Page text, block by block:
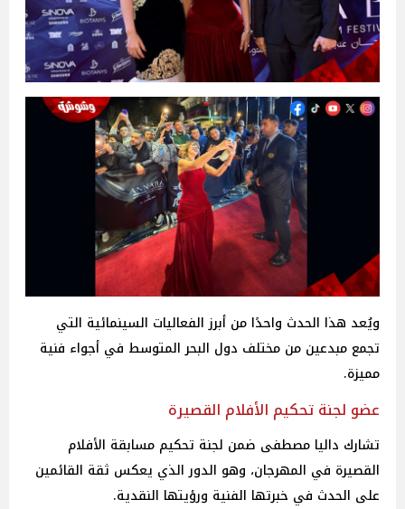
ويُعد هذا الحدث واحدًا من أبرز الفعاليات السينمائية التي
تجمع مبدعين من مختلف دول البحر المتوسط في أجواء فنية
مميزة.
عضو لجنة تحكيم الأفلام القصيرة
تشارك داليا مصطفى ضمن لجنة تحكيم مسابقة الأفلام
القصيرة في المهرجان، وهو الدور الذي يعكس ثقة القائمين
على الحدث في خبرتها الفنية ورؤيتها النقدية.